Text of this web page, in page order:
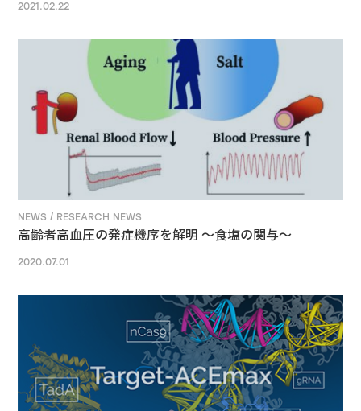
2021.02.22
NEWS / RESEARCH NEWS
高齢者高血圧の発症機序を解明 ～食塩の関与～
2020.07.01